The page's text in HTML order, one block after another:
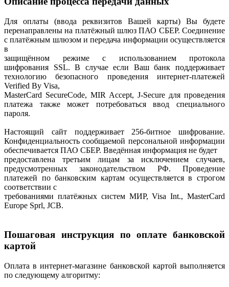
Для оплаты (ввода реквизитов Вашей карты) Вы будете
перенаправлены на платёжный шлюз ПАО СБЕР. Соединение
с платёжным шлюзом и передача информации осуществляется
в
защищённом режиме с использованием протокола
шифрования SSL. В случае если Ваш банк поддерживает
технологию безопасного проведения интернет-платежей
Verified By Visa,
MasterCard SecureCode, MIR Accept, J-Secure для проведения
платежа также может потребоваться ввод специального
пароля.
Настоящий сайт поддерживает 256-битное шифрование.
Конфиденциальность сообщаемой персональной информации
обеспечивается ПАО СБЕР. Введённая информация не будет
предоставлена третьим лицам за исключением случаев,
предусмотренных законодательством РФ. Проведение
платежей по банковским картам осуществляется в строгом
соответствии с
требованиями платёжных систем МИР, Visa Int., MasterCard
Europe Sprl, JCB.
Пошаговая инструкция по оплате банковской
картой
Оплата в интернет-магазине банковской картой выполняется
по следующему алгоритму: